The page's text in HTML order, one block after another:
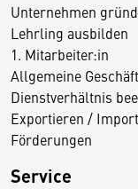
Unternehmen
Lehrling ausbilden
1. Mitarbeiter:in
Allgemeine
Dienstverhältnis
Exportieren /
Förderungen
Service